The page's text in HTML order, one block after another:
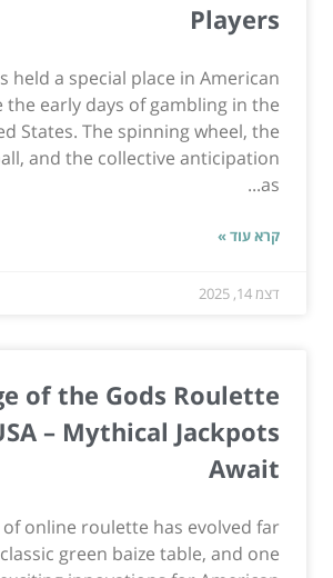
Players
held a special place in American
the early days of gambling in the
States. The spinning wheel, the
and the collective anticipation
as...
קרא עוד »
דצמ 14, 2025
of the Gods Roulette
– Mythical Jackpots
Await
online roulette has evolved far
green baize table, and one